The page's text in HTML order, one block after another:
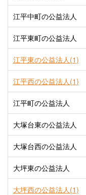
江平中町の公益法人
江平東町の公益法人
江平東の公益法人(1)
江平西の公益法人(1)
江平町の公益法人
大塚台東の公益法人
大塚台西の公益法人
大坪東の公益法人
大坪西の公益法人(1)